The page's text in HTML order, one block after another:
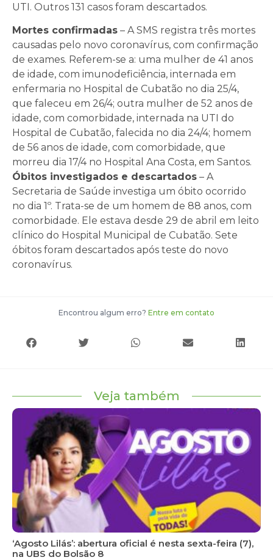
UTI. Outros 131 casos foram descartados.
Mortes confirmadas – A SMS registra três mortes
causadas pelo novo coronavírus, com confirmação
de exames. Referem-se a: uma mulher de 41 anos
de idade, com imunodeficiência, internada em
enfermaria no Hospital de Cubatão no dia 25/4,
que faleceu em 26/4; outra mulher de 52 anos de
idade, com comorbidade, internada na UTI do
Hospital de Cubatão, falecida no dia 24/4; homem
de 56 anos de idade, com comorbidade, que
morreu dia 17/4 no Hospital Ana Costa, em Santos.
Óbitos investigados e descartados – A
Secretaria de Saúde investiga um óbito ocorrido
no dia 1º. Trata-se de um homem de 88 anos, com
comorbidade. Ele estava desde 29 de abril em leito
clínico do Hospital Municipal de Cubatão. Sete
óbitos foram descartados após teste do novo
coronavírus.
Encontrou algum erro? Entre em contato
Veja também
‘Agosto Lilás’: abertura oficial é nesta sexta-feira (7),
na UBS do Bolsão 8